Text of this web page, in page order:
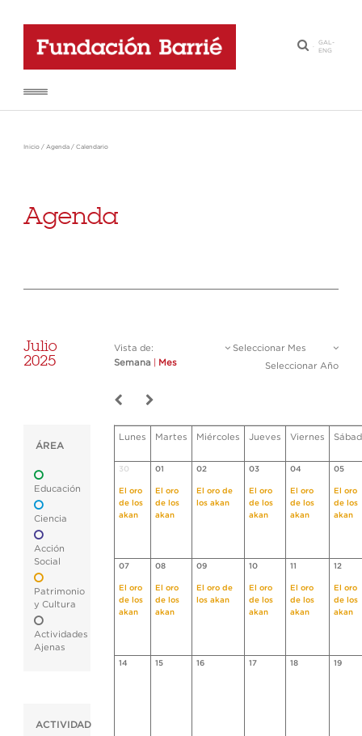
·
GAL-
ENG
Inicio / Agenda / Calendario
Agenda
Julio
2025
Vista de:
Semana
Mes
Seleccionar Mes
Seleccionar Año
ÁREA
Educación
Ciencia
Acción
Social
Patrimonio
y Cultura
Actividades
Ajenas
ACTIVIDAD
Lunes Martes Miércoles Jueves Viernes
30
El oro
de los
akan
01
El oro
de los
akan
02
El oro de
los akan
03
El oro
de los
akan
04
El oro
de los
akan
05
El oro
de los
akan
07
El oro
de los
akan
08
El oro
de los
akan
09
El oro de
los akan
10
El oro
de los
akan
11
El oro
de los
akan
12
El oro
de los
akan
14 15 16 17 18 19